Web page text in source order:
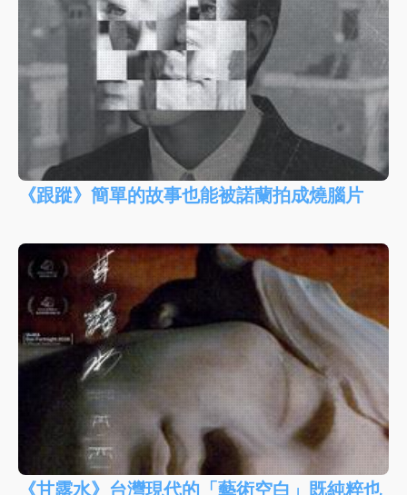
《跟蹤》簡單的故事也能被諾蘭拍成燒腦片
《甘露水》台灣現代的「藝術空白」既純粹也